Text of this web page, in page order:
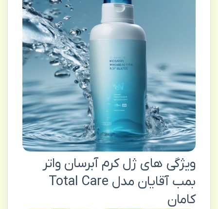
ویژگی های ژل کرم آبرسان واتر
بمب آقایان مدل Total Care
کامان